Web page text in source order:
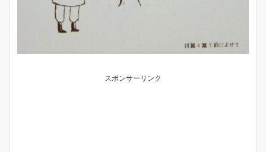
スポンサーリンク